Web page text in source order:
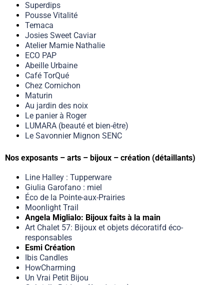
Superdips
Pousse Vitalité
Temaca
Josies Sweet Caviar
Atelier Mamie Nathalie
ECO PAP
Abeille Urbaine
Café TorQué
Chez Cornichon
Maturin
Au jardin des noix
Le panier à Roger
LUMARA (beauté et bien-être)
Le Savonnier Mignon SENC
Nos exposants – arts – bijoux – création (détaillants)
Line Halley : Tupperware
Giulia Garofano : miel
Éco de la Pointe-aux-Prairies
Moonlight Trail
Angela Miglialo: Bijoux faits à la main
Art Chalet 57: Bijoux et objets décoratifd éco-
responsables
Esmi Création
Ibis Candles
HowCharming
Un Vrai Petit Bijou